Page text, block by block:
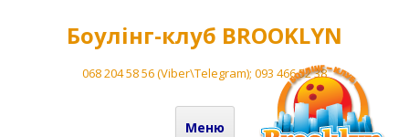
Боулінг-клуб BROOKLYN
068 204 58 56 (Viber\Telegram); 093 466 52 38
Меню
Перейти до вмісту